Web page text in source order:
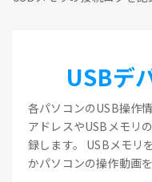
USBデ
各パソコンのUSB操作
アドレスやUSBメモリ
録します。 USBメモリ
かパソコンの操作動画